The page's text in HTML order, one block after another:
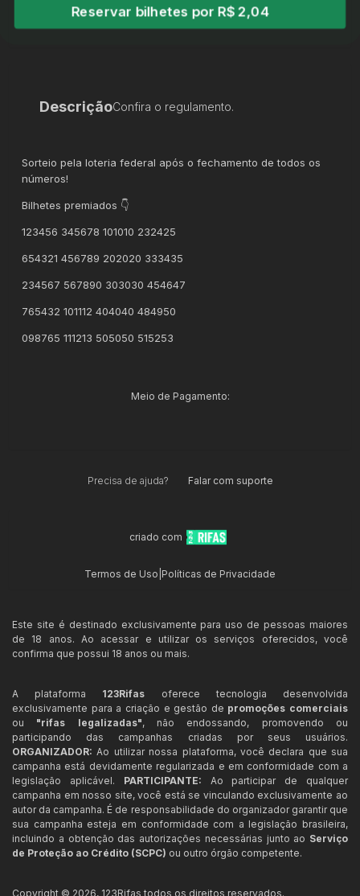
Reservar bilhetes por R$ 2,04
DescriçãoConfira o regulamento.
Sorteio pela loteria federal após o fechamento de todos os
números!
Bilhetes premiados 👇
123456 345678 101010 232425
654321 456789 202020 333435
234567 567890 303030 454647
765432 101112 404040 484950
098765 111213 505050 515253
Meio de Pagamento:
Precisa de ajuda? Falar com suporte
criado com
Termos de Uso Políticas de Privacidade
Este site é destinado exclusivamente para uso de pessoas maiores
de 18 anos. Ao acessar e utilizar os serviços oferecidos, você
confirma que possui 18 anos ou mais.
A plataforma 123Rifas oferece tecnologia desenvolvida
exclusivamente para a criação e gestão de promoções comerciais
ou "rifas legalizadas", não endossando, promovendo ou
participando das campanhas criadas por seus usuários.
ORGANIZADOR: Ao utilizar nossa plataforma, você declara que sua
campanha está devidamente regularizada e em conformidade com a
legislação aplicável. PARTICIPANTE: Ao participar de qualquer
campanha em nosso site, você está se vinculando exclusivamente ao
autor da campanha. É de responsabilidade do organizador garantir que
sua campanha esteja em conformidade com a legislação brasileira,
incluindo a obtenção das autorizações necessárias junto ao Serviço
de Proteção ao Crédito (SCPC) ou outro órgão competente.
Copyright © 2026, 123Rifas todos os direitos reservados.